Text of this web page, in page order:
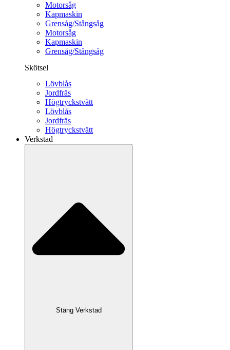
Motorsåg
Kapmaskin
Grensåg/Stångsåg
Motorsåg
Kapmaskin
Grensåg/Stångsåg
Skötsel
Lövblås
Jordfräs
Högtryckstvätt
Lövblås
Jordfräs
Högtryckstvätt
Verkstad
Stäng Verkstad